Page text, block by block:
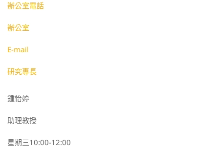
辦公室電話
辦公室
E-mail
研究專長
鍾怡婷
助理教授
星期三10:00-12:00